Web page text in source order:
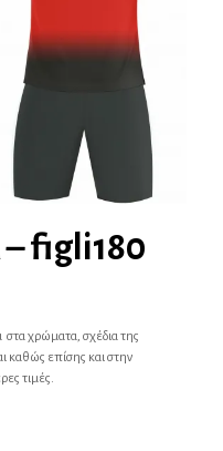
figli180
στα χρώματα, σχέδια της
καθώς επίσης και στην
τιμές.